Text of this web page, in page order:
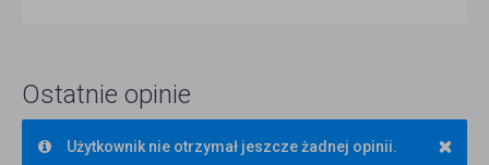
Ostatnie opinie
×
Użytkownik nie otrzymał jeszcze żadnej opinii.